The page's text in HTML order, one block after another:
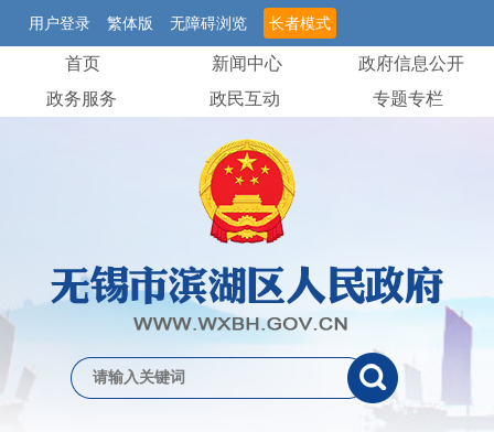
用户登录 繁体版 无障碍浏览 长者模式
首页 新闻中心
政府信息公开
政务服务
政民互动 专题专栏